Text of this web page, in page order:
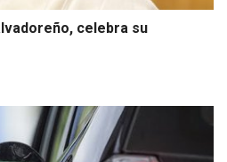
celebra su